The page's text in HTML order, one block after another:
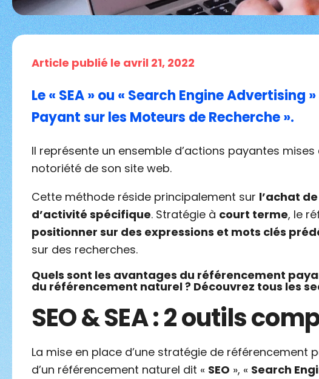
Article publié le avril 21, 2022
Le « SEA » ou « Search Engine Advertising »
Payant sur les Moteurs de Recherche ».
Il représente un ensemble d’actions payantes
notoriété de son site web.
Cette méthode réside principalement sur l’achat
d’activité spécifique. Stratégie à court terme, le
positionner sur des expressions et mots clés
sur des recherches.
Quels sont les avantages du référencement
du référencement naturel ? Découvrez tous les
SEO & SEA : 2 outils
La mise en place d’une stratégie de
d’un référencement naturel dit « SEO », « Search